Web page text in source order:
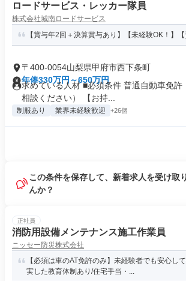
ロードサービス・レッカー隊員
株式会社城南ロードサービス
【賞与年2回＋決算賞与あり】【未経験OK！】【
〒400-0054山梨県甲府市西下条町
年俸330万円～650万円
求めている人材 ■必須条件 普通自動車免許
相談ください） 【お持...
制服あり 業界未経験歓迎 +26個
この条件を保存して、新着求人を受け取
んか？
正社員
消防用設備メンテナンス施工作業員
ニッセー防災株式会社
【必須は車のAT免許のみ】未経験者でも安心し
実した教育体制あり/住宅手当・...